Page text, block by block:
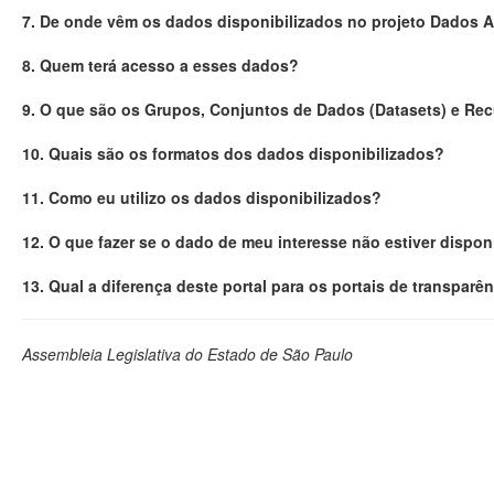
7. De onde vêm os dados disponibilizados no projeto Dados
8. Quem terá acesso a esses dados?
9. O que são os Grupos, Conjuntos de Dados (Datasets) e
10. Quais são os formatos dos dados disponibilizados?
11. Como eu utilizo os dados disponibilizados?
12. O que fazer se o dado de meu interesse não estiver
13. Qual a diferença deste portal para os portais de
Assembleia Legislativa do Estado de São Paulo